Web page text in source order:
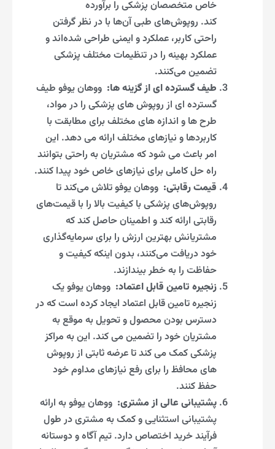
خاص متخصصان پزشکی را برآورده
کند. روپوش‌های طبی آن‌ها با در نظر گرفتن
راحتی کاربر، عملکرد و ایمنی طراحی شده‌اند و
عملکرد بهینه را در تنظیمات مختلف پزشکی
تضمین می‌کنند.
طیف گسترده ای از گزینه ها: ووهان یوفو طیف
گسترده ای از روپوش های پزشکی را در مواد،
طرح ها و اندازه های مختلف برای مطابقت با
کاربردها و نیازهای مختلف ارائه می دهد. این
امر باعث می شود که مشتریان به راحتی بتوانند
راه حل کاملی برای نیازهای خاص خود پیدا کنند.
قیمت رقابتی: ووهان یوفو تلاش می‌کند تا
روپوش‌های پزشکی با کیفیت بالا را با قیمت‌های
رقابتی ارائه کند و اطمینان حاصل کند که
مشتریانش بهترین ارزش را برای سرمایه‌گذاری
خود دریافت می‌کنند، بدون اینکه کیفیت و
حفاظت را به خطر بیندازند.
زنجیره تامین قابل اعتماد: ووهان یوفو یک
زنجیره تامین قابل اعتماد ایجاد کرده است که در
دسترس بودن محصول و تحویل به موقع به
مشتریان خود را تضمین می کند. این به مراکز
پزشکی کمک می کند تا عرضه ثابتی از روپوش
های محافظ را برای رفع نیازهای مداوم خود
حفظ کنند.
پشتیبانی عالی از مشتری: ووهان یوفو به ارائه
پشتیبانی استثنایی و کمک به مشتری در طول
فرآیند خرید اختصاص دارد. تیم آگاه و دوستانه